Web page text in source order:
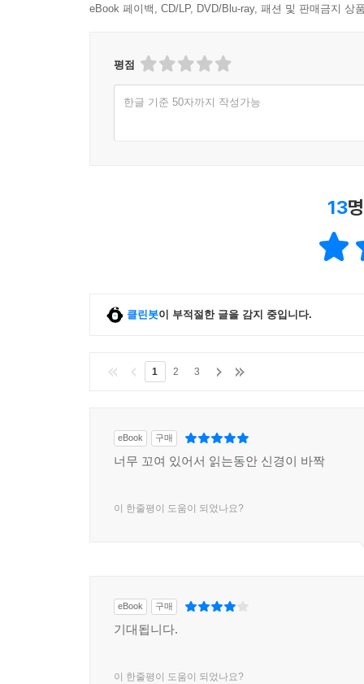
eBook 페이백, CD/LP, DVD/Blu-ray, 패션 및 판매금지 상
평점
한글 기준 50자까지 작성가능
13
클린봇이 부적절한 글을 감지 중입니다.
1 2 3
eBook 구매
너무 꼬여 있어서 읽는동안 신경이 바짝
이 한줄평이 도움이 되었나요?
eBook 구매
기대됩니다.
이 한줄평이 도움이 되었나요?